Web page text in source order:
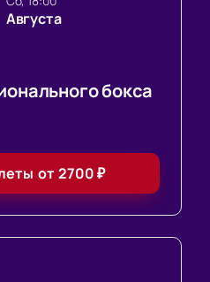
Августа
бокса
от2700₽